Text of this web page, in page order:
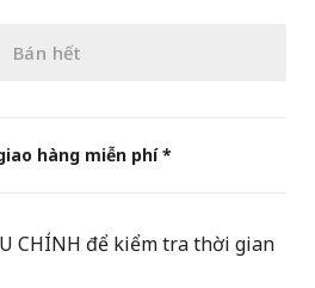
Bán hết
hàng miễn phí *
CHÍNH để kiểm tra thời gian